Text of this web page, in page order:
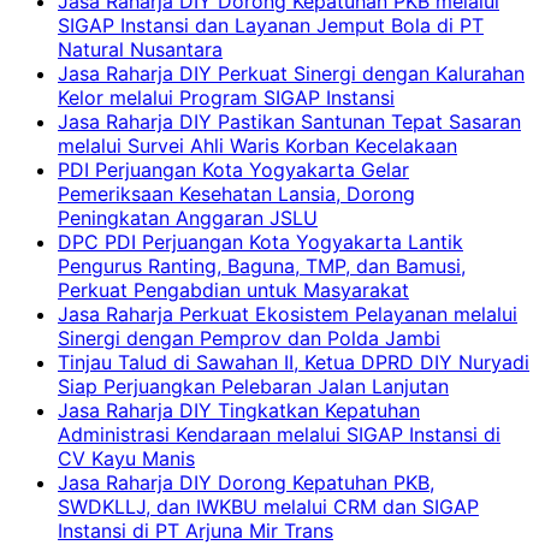
SIGAP Instansi dan Layanan Jemput Bola di PT
Natural Nusantara
Jasa Raharja DIY Perkuat Sinergi dengan Kalurahan
Kelor melalui Program SIGAP Instansi
Jasa Raharja DIY Pastikan Santunan Tepat Sasaran
melalui Survei Ahli Waris Korban Kecelakaan
PDI Perjuangan Kota Yogyakarta Gelar
Pemeriksaan Kesehatan Lansia, Dorong
Peningkatan Anggaran JSLU
DPC PDI Perjuangan Kota Yogyakarta Lantik
Pengurus Ranting, Baguna, TMP, dan Bamusi,
Perkuat Pengabdian untuk Masyarakat
Jasa Raharja Perkuat Ekosistem Pelayanan melalui
Sinergi dengan Pemprov dan Polda Jambi
Tinjau Talud di Sawahan II, Ketua DPRD DIY Nuryadi
Siap Perjuangkan Pelebaran Jalan Lanjutan
Jasa Raharja DIY Tingkatkan Kepatuhan
Administrasi Kendaraan melalui SIGAP Instansi di
CV Kayu Manis
Jasa Raharja DIY Dorong Kepatuhan PKB,
SWDKLLJ, dan IWKBU melalui CRM dan SIGAP
Instansi di PT Arjuna Mir Trans